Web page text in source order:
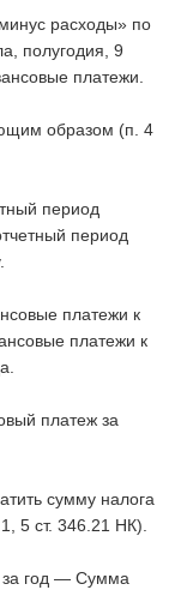
расходы» по
полугодия, 9
платежи.
образом (п. 4
период
период
платежи к
платежи к
платеж за
сумму налога
5 ст. 346.21 НК).
за год — Сумма